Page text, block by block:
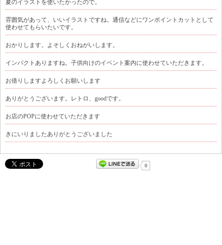
夏のイラストを使いたかったので。
雰囲気があって、いいイラストですね。通信などにワンポイントカットとして
使わせてもらいたいです。
おかりします。よそしくおねがいします。
インパクトありますね。子供向けのイベント案内に使わせていただきます。
お借りしますよろしくお願いします
ありがとうございます。レトロ、goodです。
お店のPOPに使わせていただきます
きにいりましたありがとうございました
0